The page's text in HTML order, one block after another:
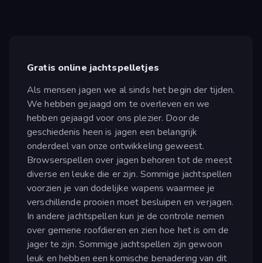
Gratis online jachtspelletjes
Als mensen jagen we al sinds het begin der tijden.
We hebben gejaagd om te overleven en we
hebben gejaagd voor ons plezier. Door de
geschiedenis heen is jagen een belangrijk
onderdeel van onze ontwikkeling geweest.
Browserspellen over jagen behoren tot de meest
diverse en leuke die er zijn. Sommige jachtspellen
voorzien je van dodelijke wapens waarmee je
verschillende prooien moet besluipen en verjagen.
In andere jachtspellen kun je de controle nemen
over gemene roofdieren en zien hoe het is om de
jager te zijn. Sommige jachtspellen zijn gewoon
leuk en hebben een komische benadering van dit